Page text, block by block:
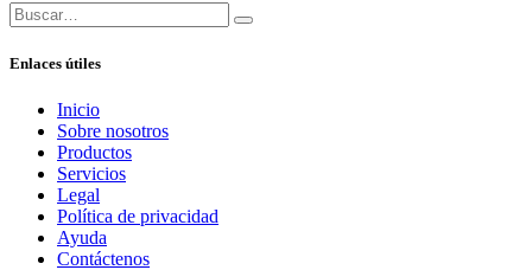
Enlaces útiles
Inicio
Sobre nosotros
Productos
Servicios
Legal
Política de privacidad
Ayuda
Contáctenos